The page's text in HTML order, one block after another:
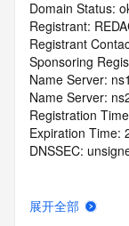
Domain Status:
Registrant:
Registrant
Sponsoring
Name Server:
Name Server:
Registration
Expiration Time:
DNSSEC:
展开全部